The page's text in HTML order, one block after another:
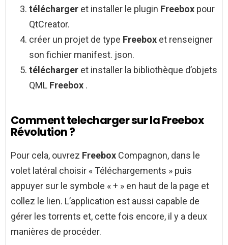
télécharger et installer le plugin Freebox pour
QtCreator.
créer un projet de type Freebox et renseigner
son fichier manifest. json.
télécharger et installer la bibliothèque d’objets
QML Freebox .
Comment telecharger sur la Freebox
Révolution ?
Pour cela, ouvrez Freebox Compagnon, dans le
volet latéral choisir « Téléchargements » puis
appuyer sur le symbole « + » en haut de la page et
collez le lien. L’application est aussi capable de
gérer les torrents et, cette fois encore, il y a deux
manières de procéder.